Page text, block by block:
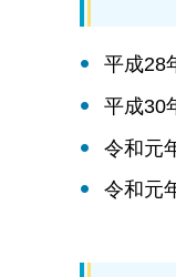
平成28
平成30
令和元
令和元